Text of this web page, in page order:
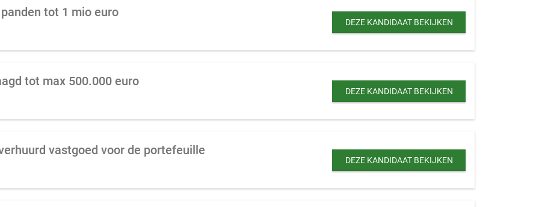
tot 1 mio euro
DEZE KANDIDAAT BEKIJKEN
tot max 500.000 euro
DEZE KANDIDAAT BEKIJKEN
vastgoed voor de portefeuille
DEZE KANDIDAAT BEKIJKEN